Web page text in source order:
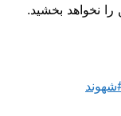
نخواهد بخشید.